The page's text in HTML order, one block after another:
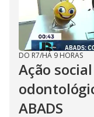
DO R7/HÁ 9 HORAS
Ação
ABADS